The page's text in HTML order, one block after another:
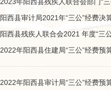
阳西县审计局2021年“三公”经费决
阳西县残疾人联合会2021 年度“三
2022年阳西县住建局“三公”经费预
2022年阳西县审计局“三公”经费预